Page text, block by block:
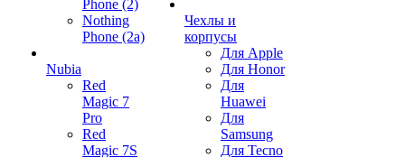
Phone (2)
Nothing
Phone (2a)
Nubia
Red
Magic 7
Pro
Red
Magic 7S
Чехлы и
корпусы
Для Apple
Для Honor
Для
Huawei
Для
Samsung
Для Tecno